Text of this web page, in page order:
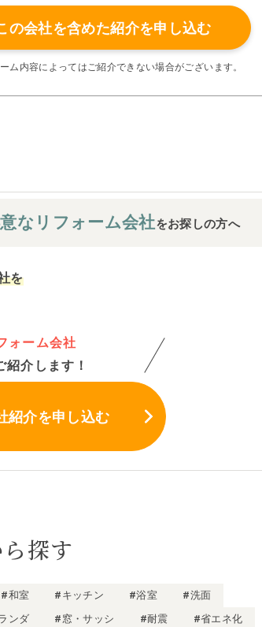
施工品質を実現。
証、アフターサービス体制で工事後も安心です。
任せください！
工後の追加費用はありません。
の会社を含めた紹介を申し込む
ム内容によってはご紹介できない場合がございます。
なリフォーム会社をお探しの方へ
を
ォーム会社
紹介します！
紹介を申し込む
探す
#和室 #キッチン #浴室
#洗面
ンダ #窓・サッシ #耐震 #省エネ化